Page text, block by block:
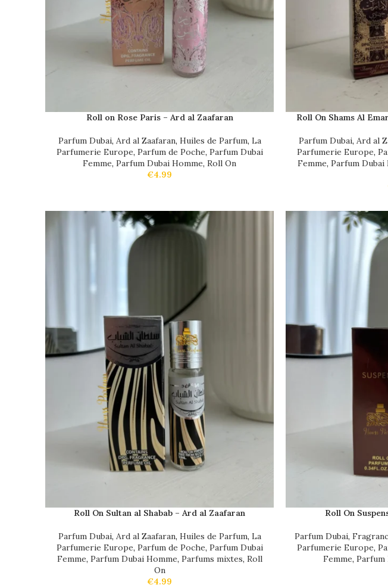
Roll on Rose Paris – Ard al Zaafaran
Parfum Dubai, Ard al Zaafaran, Huiles de Parfum, La
Parfumerie Europe, Parfum de Poche, Parfum Dubai
Femme, Parfum Dubai Homme, Roll On
€4.99
Roll On Shams Al
Parfum Dubai, Ard al
Parfumerie Europe,
Femme, Parfum Dubai
Roll On Sultan al Shabab – Ard al Zaafaran
Parfum Dubai, Ard al Zaafaran, Huiles de Parfum, La
Parfumerie Europe, Parfum de Poche, Parfum Dubai
Femme, Parfum Dubai Homme, Parfums mixtes, Roll
On
€4.99
Roll On
Parfum Dubai,
Parfumerie Europe,
Femme, Parfum